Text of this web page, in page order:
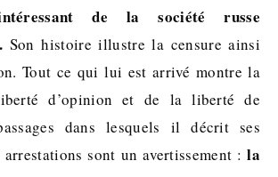
de la société russe
Son histoire illustre la censure ainsi
Tout ce qui lui est arrivé montre la
d’opinion et de la liberté de
dans lesquels il décrit ses
arrestations sont un avertissement :la